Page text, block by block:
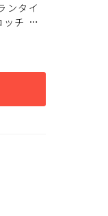
ンタイ
ッチ ウ